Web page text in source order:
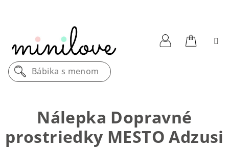
Bábika s menom
Nálepka Dopravné
prostriedky MESTO Adzusi